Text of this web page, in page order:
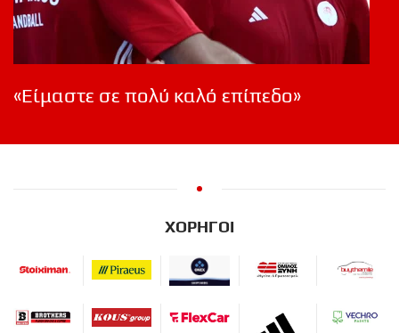
«Είμαστε σε πολύ καλό επίπεδο»
ΧΟΡΗΓΟΙ